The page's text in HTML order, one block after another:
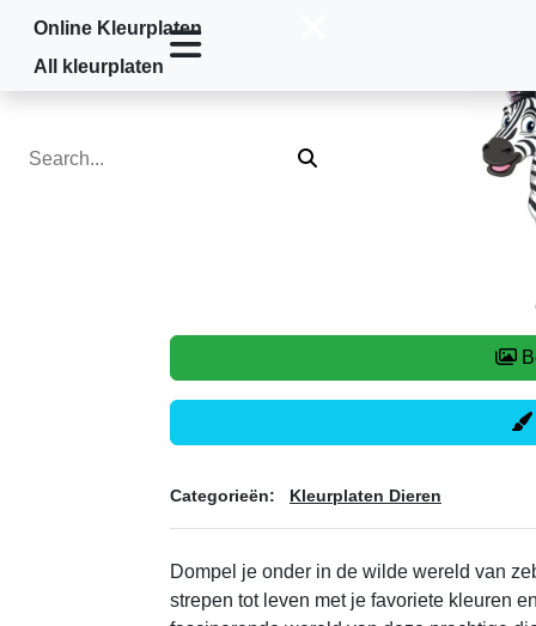
Online Kleurplaten
All kleurplaten
Home
Categorieën: Kleurplaten Dieren
Dompel je onder in de wilde wereld van
strepen tot leven met je favoriete kleuren